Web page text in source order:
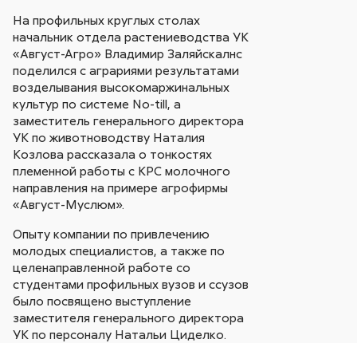
На профильных круглых столах
начальник отдела растениеводства УК
«Август-Агро» Владимир Заляйскалнс
поделился с аграриями результатами
возделывания высокомаржинальных
культур по системе No-till, а
заместитель генерального директора
УК по животноводству Наталия
Козлова рассказала о тонкостях
племенной работы с КРС молочного
направления на примере агрофирмы
«Август-Муслюм».
Опыту компании по привлечению
молодых специалистов, а также по
целенаправленной работе со
студентами профильных вузов и ссузов
было посвящено выступление
заместителя генерального директора
УК по персоналу Натальи Циделко.